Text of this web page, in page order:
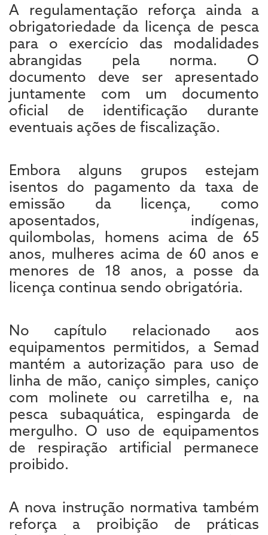
A regulamentação reforça ainda a
obrigatoriedade da licença de pesca
para o exercício das modalidades
abrangidas pela norma. O
documento deve ser apresentado
juntamente com um documento
oficial de identificação durante
eventuais ações de fiscalização.
Embora alguns grupos estejam
isentos do pagamento da taxa de
emissão da licença, como
aposentados, indígenas,
quilombolas, homens acima de 65
anos, mulheres acima de 60 anos e
menores de 18 anos, a posse da
licença continua sendo obrigatória.
No capítulo relacionado aos
equipamentos permitidos, a Semad
mantém a autorização para uso de
linha de mão, caniço simples, caniço
com molinete ou carretilha e, na
pesca subaquática, espingarda de
mergulho. O uso de equipamentos
de respiração artificial permanece
proibido.
A nova instrução normativa também
reforça a proibição de práticas